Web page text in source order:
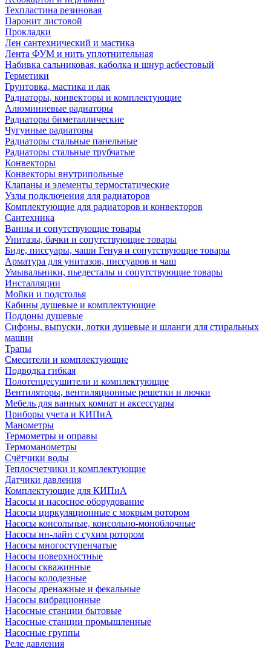
Техпластина резиновая
Паронит листовой
Прокладки
Лен сантехнический и мастика
Лента ФУМ и нить уплотнительная
Набивка сальниковая, каболка и шнур асбестовый
Герметики
Грунтовка, мастика и лак
Радиаторы, конвекторы и комплектующие
Алюминиевые радиаторы
Радиаторы биметаллические
Чугунные радиаторы
Радиаторы стальные панельные
Радиаторы стальные трубчатые
Конвекторы
Конвекторы внутрипольные
Клапаны и элементы термостатические
Узлы подключения для радиаторов
Комплектующие для радиаторов и конвекторов
Сантехника
Ванны и сопутствующие товары
Унитазы, бачки и сопутствующие товары
Биде, писсуары, чаши Генуя и сопутствующие товары
Арматура для унитазов, писсуаров и чаш
Умывальники, пьедесталы и сопутствующие товары
Инсталляции
Мойки и подстолья
Кабины душевые и комплектующие
Поддоны душевые
Сифоны, выпуски, лотки душевые и шланги для стиральных
машин
Трапы
Смесители и комплектующие
Подводка гибкая
Полотенцесушители и комплектующие
Вентиляторы, вентиляционные решетки и лючки
Мебель для ванных комнат и аксессуары
Приборы учета и КИПиА
Манометры
Термометры и оправы
Термоманометры
Счётчики воды
Теплосчетчики и комплектующие
Датчики давления
Комплектующие для КИПиА
Насосы и насосное оборудование
Насосы циркуляционные с мокрым ротором
Насосы консольные, консольно-моноблочные
Насосы ин-лайн с сухим ротором
Насосы многоступенчатые
Насосы поверхностные
Насосы скважинные
Насосы колодезные
Насосы дренажные и фекальные
Насосы вибрационные
Насосные станции бытовые
Насосные станции промышленные
Насосные группы
Реле давления